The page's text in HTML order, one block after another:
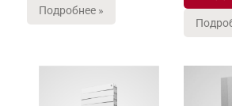
Подробнее »